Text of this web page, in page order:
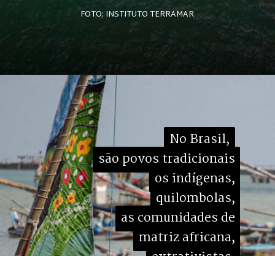
FOTO: INSTITUTO TERRAMAR
No Brasil,
são povos tradicionais
os indígenas,
quilombolas,
as comunidades de
matriz africana,
No Brasil,
são povos tradicionais
os indígenas,
quilombolas,
as comunidades de
matriz africana,